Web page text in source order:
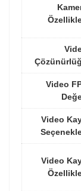
Video
Video
Video